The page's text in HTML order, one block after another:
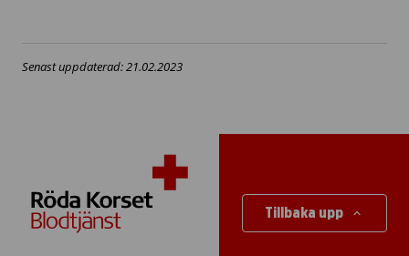
Senast uppdaterad: 21.02.2023
Tillbaka upp